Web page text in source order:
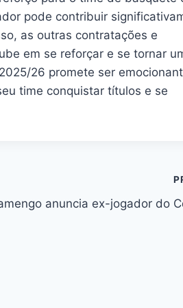
pode contribuir
as outras contratações e
em se reforçar e se tornar
26 promete ser
time conquistar títulos e se
anuncia ex-jogador do